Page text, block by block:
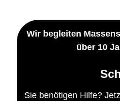
Wir begleiten
über 10
Sie benötigen Hilfe?